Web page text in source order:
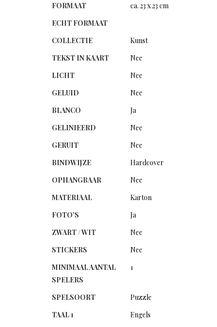
FORMAAT
ca. 23 x 23 cm
ECHT FORMAAT
COLLECTIE
Kunst
TEKST IN KAART
Nee
LICHT
Nee
GELUID
Nee
BLANCO
Ja
GELINIEERD
Nee
GERUIT
Nee
BINDWIJZE
Hardcover
OPHANGBAAR
Nee
MATERIAAL
Karton
FOTO'S
Ja
ZWART / WIT
Nee
STICKERS
Nee
MINIMAAL AANTAL
SPELERS
1
SPELSOORT
Puzzle
TAAL 1
Engels